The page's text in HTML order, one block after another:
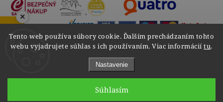
Tento web používa súbory cookie. Ďalším prechádzaním tohto
webu vyjadrujete súhlas s ich používaním. Viac informáciítu.
Nastavenie
Súhlasím
ZOBRAZIŤ RECENZIE
×